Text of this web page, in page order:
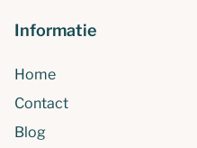
Informatie
Home
Contact
Blog